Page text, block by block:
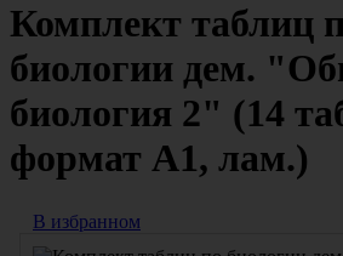
Комплект таблиц
биологии дем.
биология 2" (14
формат А1, лам.)
В избранном